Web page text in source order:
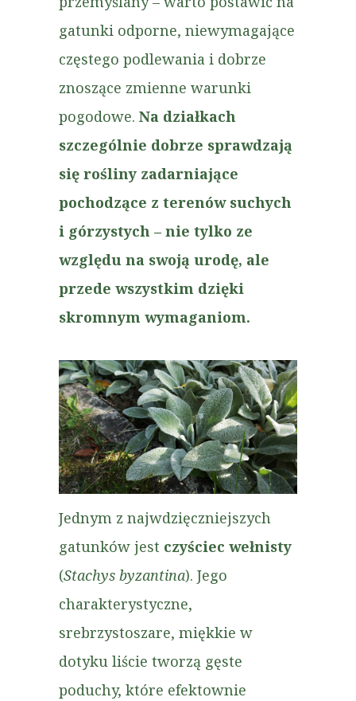
gatunki odporne, niewymagające
częstego podlewania i dobrze
znoszące zmienne warunki
pogodowe. Na działkach
szczególnie dobrze sprawdzają
się rośliny zadarniające
pochodzące z terenów suchych
i górzystych – nie tylko ze
względu na swoją urodę, ale
przede wszystkim dzięki
skromnym wymaganiom.
Jednym z najwdzięczniejszych
gatunków jest czyściec wełnisty
(Stachys byzantina). Jego
charakterystyczne,
srebrzystoszare, miękkie w
dotyku liście tworzą gęste
poduchy, które efektownie